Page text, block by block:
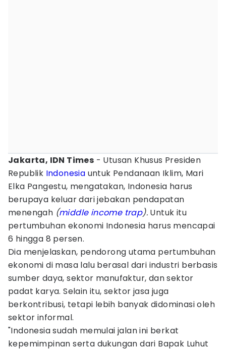
Jakarta, IDN Times - Utusan Khusus Presiden
Republik Indonesia untuk Pendanaan Iklim, Mari
Elka Pangestu, mengatakan, Indonesia harus
berupaya keluar dari jebakan pendapatan
menengah (middle income trap). Untuk itu
pertumbuhan ekonomi Indonesia harus mencapai
6 hingga 8 persen.
Dia menjelaskan, pendorong utama pertumbuhan
ekonomi di masa lalu berasal dari industri berbasis
sumber daya, sektor manufaktur, dan sektor
padat karya. Selain itu, sektor jasa juga
berkontribusi, tetapi lebih banyak didominasi oleh
sektor informal.
"Indonesia sudah memulai jalan ini berkat
kepemimpinan serta dukungan dari Bapak Luhut